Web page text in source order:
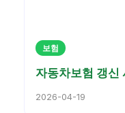
보험
자동차보험 갱신
2026-04-19